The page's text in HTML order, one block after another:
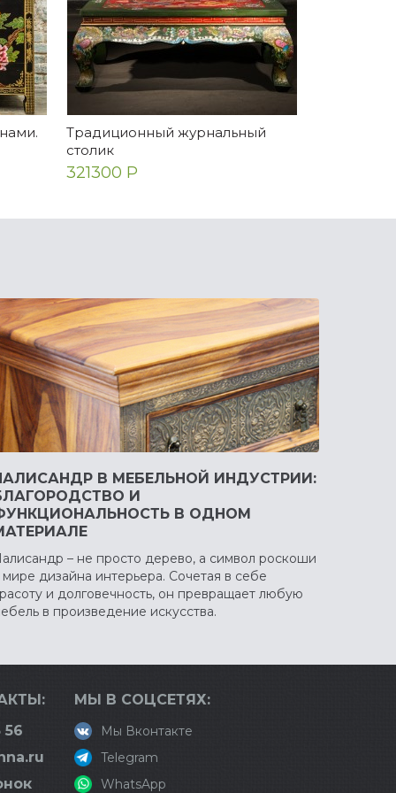
Традиционный журнальный
столик
321300 Р
В МЕБЕЛЬНОЙ ИНДУСТРИИ:
И
В ОДНОМ
– не просто дерево, а символ роскоши
мире дизайна интерьера. Сочетая в себе
и долговечность, он превращает любую
в произведение искусства.
56
МЫ В СОЦСЕТЯХ:
Мы Вконтакте
Telegram
WhatsApp